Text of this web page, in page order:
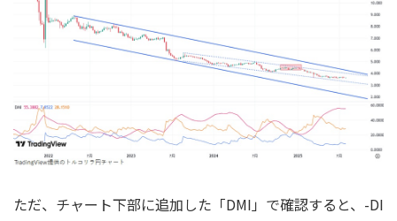
ただ、チャート下部に追加した「DMI」で確認すると、-DI